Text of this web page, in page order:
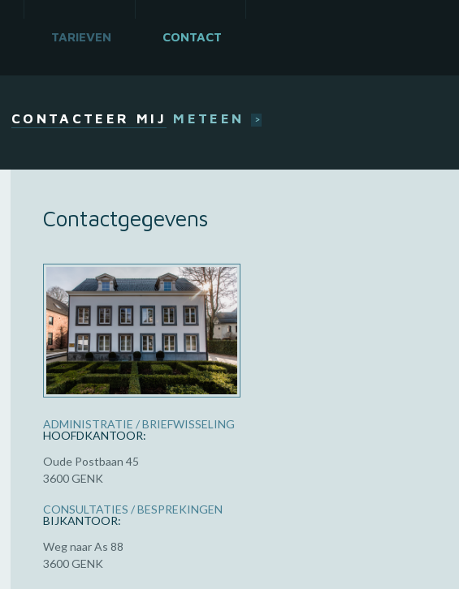
TARIEVEN CONTACT
CONTACTEER MIJ METEEN >
Contactgegevens
ADMINISTRATIE / BRIEFWISSELING
HOOFDKANTOOR:
Oude Postbaan 45
3600 GENK
CONSULTATIES / BESPREKINGEN
BIJKANTOOR:
Weg naar As 88
3600 GENK